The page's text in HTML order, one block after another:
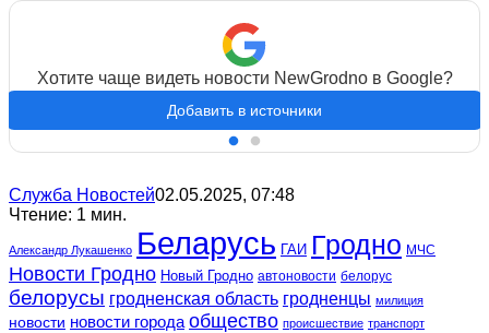
Хотите чаще видеть новости NewGrodno в Google?
Добавить в источники
Служба Новостей02.05.2025, 07:48
Чтение: 1 мин.
Александр Лукашенко Беларусь ГАИ Гродно МЧС
Новости Гродно Новый Гродно автоновости белорус
белорусы гродненская область гродненцы милиция
новости новости города общество происшествие транспорт